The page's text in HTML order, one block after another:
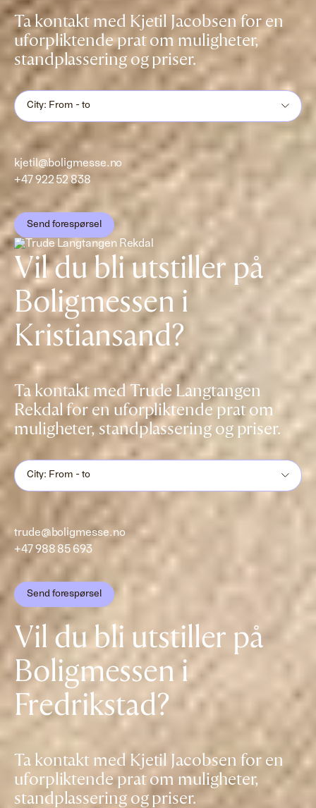
Ta kontakt med Kjetil Jacobsen for en
uforpliktende prat om muligheter,
standplassering og priser.
City: From - to
kjetil@boligmesse.no
+47 922 52 838
Send forespørsel
Vil du bli utstiller på
Boligmessen i
Kristiansand?
Ta kontakt med Trude Langtangen
Rekdal for en uforpliktende prat om
muligheter, standplassering og priser.
City: From - to
trude@boligmesse.no
+47 988 85 693
Send forespørsel
Vil du bli utstiller på
Boligmessen i
Fredrikstad?
Ta kontakt med Kjetil Jacobsen for en
uforpliktende prat om muligheter,
standplassering og priser.